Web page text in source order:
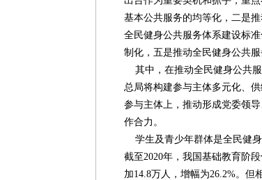
基本公共服务的均等化，二是
全民健身公共服务体系建设标
制化，五是推动全民健身公共服
其中，在推动全民健身公共
总局将构建参与主体多元化、
参与主体上，推动形成党委领
作合力。
学生及青少年群体是全民健身
截至2020年，我国基础教育阶
加14.8万人，增幅为26.2%。